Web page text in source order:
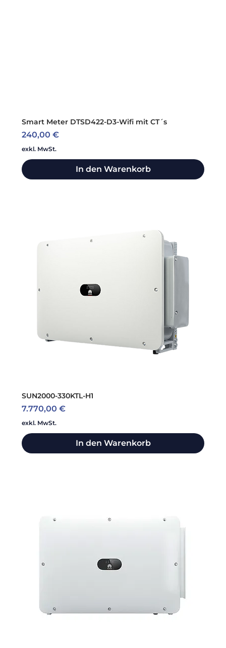
Smart Meter DTSD422-D3-Wifi mit CT´s
Preis
240,00 €
exkl. MwSt.
In den Warenkorb
SUN2000-330KTL-H1
Preis
7.770,00 €
exkl. MwSt.
In den Warenkorb